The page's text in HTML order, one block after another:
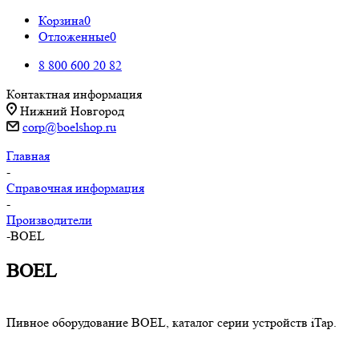
Корзина0
Отложенные0
8 800 600 20 82
Контактная информация
Нижний Новгород
corp@boelshop.ru
Главная
-
Справочная информация
-
Производители
-BOEL
BOEL
Пивное оборудование BOEL, каталог серии устройств iTap.